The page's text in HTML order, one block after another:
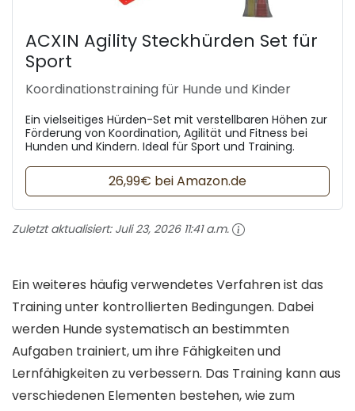
ACXIN Agility Steckhürden Set für
Sport
Koordinationstraining für Hunde und Kinder
Ein vielseitiges Hürden-Set mit verstellbaren Höhen zur
Förderung von Koordination, Agilität und Fitness bei
Hunden und Kindern. Ideal für Sport und Training.
26,99€ bei Amazon.de
Zuletzt aktualisiert: Juli 23, 2026 11:41 a.m.
Ein weiteres häufig verwendetes Verfahren ist das
Training unter kontrollierten Bedingungen. Dabei
werden Hunde systematisch an bestimmten
Aufgaben trainiert, um ihre Fähigkeiten und
Lernfähigkeiten zu verbessern. Das Training kann aus
verschiedenen Elementen bestehen, wie zum